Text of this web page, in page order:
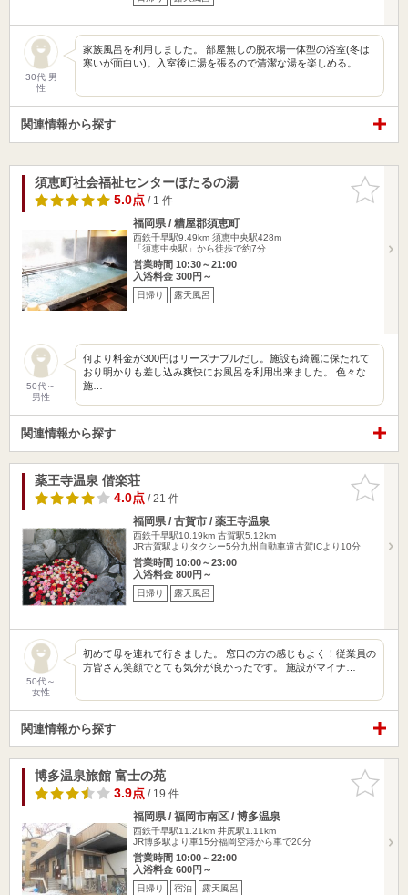
30代 男
性
家族風呂を利用しました。 部屋無しの脱衣場一体型の浴室(冬は
寒いが面白い)。入室後に湯を張るので清潔な湯を楽しめる。
関連情報から探す
お気に入
りに追加
須恵町社会福祉センターほたるの湯
5.0点/ 1 件
福岡県 / 糟屋郡須恵町
西鉄千早駅9.49km 須恵中央駅428m
「須恵中央駅」から徒歩で約7分
営業時間 10:30～21:00
入浴料金 300円～
日帰り 露天風呂
50代～
男性
何より料金が300円はリーズナブルだし。施設も綺麗に保たれて
おり明かりも差し込み爽快にお風呂を利用出来ました。 色々な
施…
関連情報から探す
お気に入
りに追加
薬王寺温泉 偕楽荘
4.0点/ 21 件
福岡県 / 古賀市 / 薬王寺温泉
西鉄千早駅10.19km 古賀駅5.12km
JR古賀駅よりタクシー5分九州自動車道古賀ICより10分
営業時間 10:00～23:00
入浴料金 800円～
日帰り 露天風呂
50代～
女性
初めて母を連れて行きました。 窓口の方の感じもよく！従業員の
方皆さん笑顔でとても気分が良かったです。 施設がマイナ…
関連情報から探す
お気に入
りに追加
博多温泉旅館 富士の苑
3.9点/ 19 件
福岡県 / 福岡市南区 / 博多温泉
西鉄千早駅11.21km 井尻駅1.11km
JR博多駅より車15分福岡空港から車で20分
営業時間 10:00～22:00
入浴料金 600円～
日帰り 宿泊 露天風呂